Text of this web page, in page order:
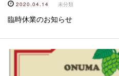
2020.04.14 未分類
臨時休業のお知らせ